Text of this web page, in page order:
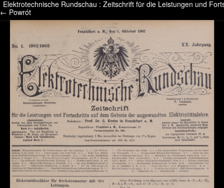
/* */ /* */ /* pliki_strona_po_stronie */
Elektrotechnische Rundschau : Zeitschrift für die Leistungen und
← Powrót